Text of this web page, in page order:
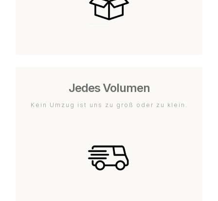
Jedes Volumen
Kein Umzug ist uns zu groß oder zu klein.